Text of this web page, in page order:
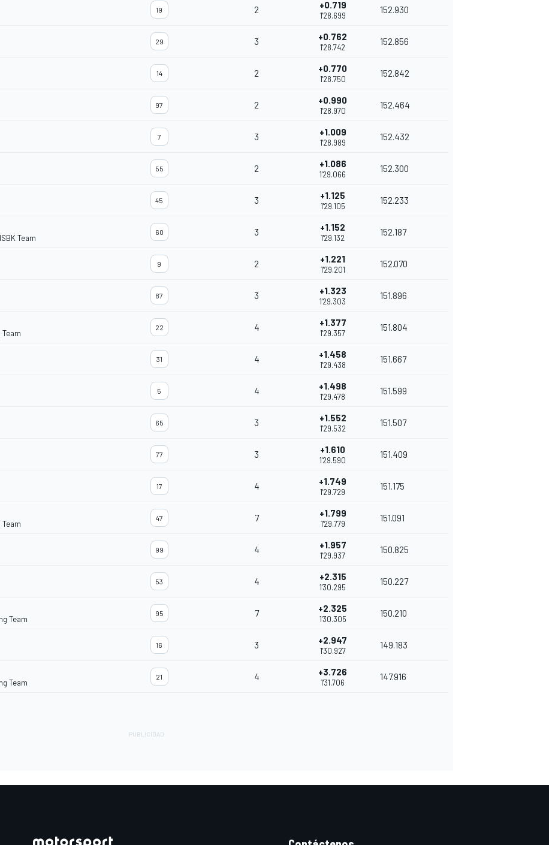
19 2 +0.719
1'28.699
152.930
29 3 +0.762
1'28.742
152.856
14 2 +0.770
1'28.750
152.842
97 2 +0.990
1'28.970
152.464
7 3 +1.009
1'28.989
152.432
55 2 +1.086
1'29.066
152.300
45 3 +1.125
1'29.105
152.233
Team
60 3 +1.152
1'29.132
152.187
9 2 +1.221
1'29.201
152.070
87 3 +1.323
1'29.303
151.896
22 4 +1.377
1'29.357
151.804
31 4 +1.458
1'29.438
151.667
5 4 +1.498
1'29.478
151.599
65 3 +1.552
1'29.532
151.507
77 3 +1.610
1'29.590
151.409
17 4 +1.749
1'29.729
151.175
47 7 +1.799
1'29.779
151.091
99 4 +1.957
1'29.937
150.825
53 4 +2.315
1'30.295
150.227
Team
95 7 +2.325
1'30.305
150.210
16 3 +2.947
1'30.927
149.183
Team
21 4 +3.726
1'31.706
147.916